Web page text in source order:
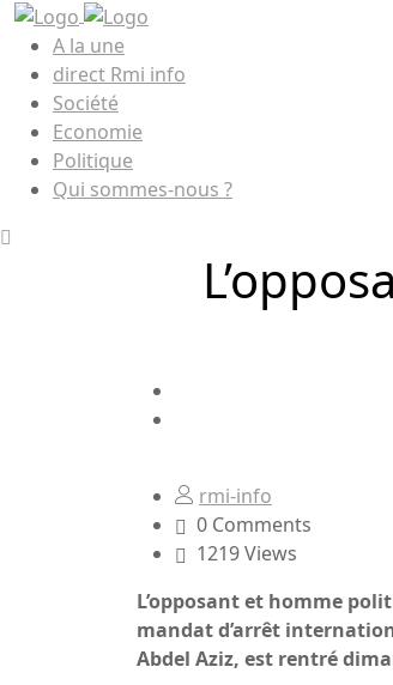
A la une
direct Rmi info
Société
Economie
Politique
Qui sommes-nous ?
rmi-info
0 Comments
1219 Views
L’opposant et homme
mandat d’arrêt
Abdel Aziz, est rentré